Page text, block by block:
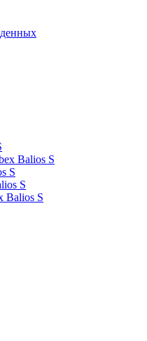
Balios S
S
S
Balios S